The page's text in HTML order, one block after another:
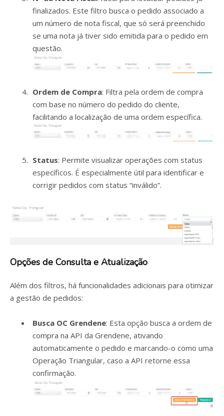
finalizados. Este filtro busca o pedido associado a
um número de nota fiscal, que só será preenchido
se uma nota já tiver sido emitida para o pedido em
questão.
Ordem de Compra: Filtra pela ordem de compra
com base no número do pedido do cliente,
facilitando a localização de uma ordem específica.
Status: Permite visualizar operações com status
específicos. É especialmente útil para identificar e
corrigir pedidos com status “inválido”.
Opções de Consulta e Atualização
Além dos filtros, há funcionalidades adicionais para otimizar
a gestão de pedidos:
Busca OC Grendene: Esta opção busca a ordem de
compra na API da Grendene, ativando
automaticamente o pedido e marcando-o como uma
Operação Triangular, caso a API retorne essa
confirmação.